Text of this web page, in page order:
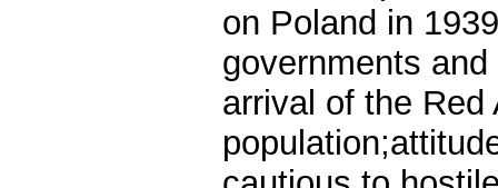
on Poland in
governments
arrival of the